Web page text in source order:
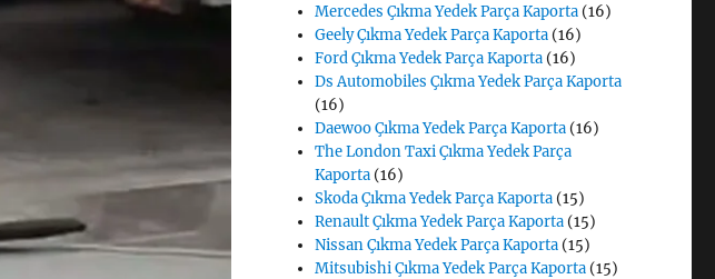
Mercedes Çıkma Yedek Parça Kaporta (16)
Geely Çıkma Yedek Parça Kaporta (16)
Ford Çıkma Yedek Parça Kaporta (16)
Ds Automobiles Çıkma Yedek Parça Kaporta
(16)
Daewoo Çıkma Yedek Parça Kaporta (16)
The London Taxi Çıkma Yedek Parça
Kaporta (16)
Skoda Çıkma Yedek Parça Kaporta (15)
Renault Çıkma Yedek Parça Kaporta (15)
Nissan Çıkma Yedek Parça Kaporta (15)
Mitsubishi Çıkma Yedek Parça Kaporta (15)